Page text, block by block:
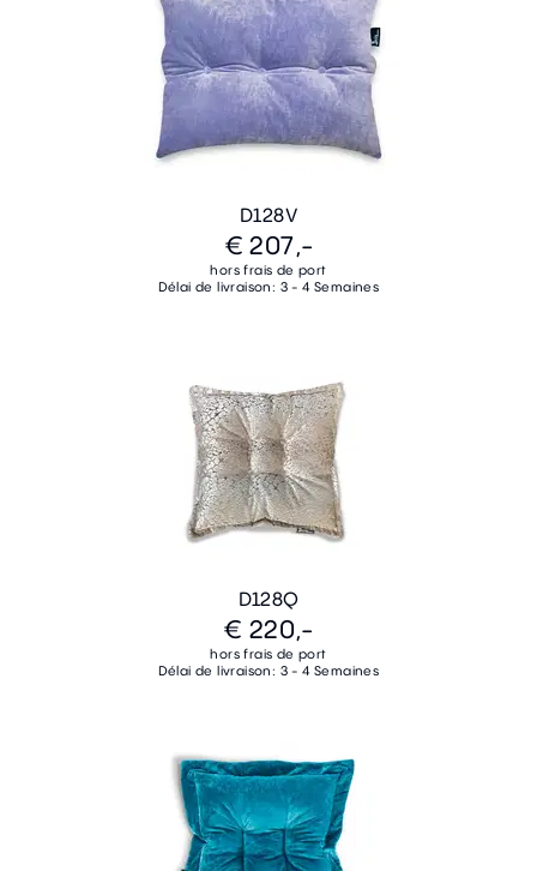
D128V
€ 207,-
hors frais de port
Délai de livraison: 3 - 4 Semaines
D128Q
€ 220,-
hors frais de port
Délai de livraison: 3 - 4 Semaines